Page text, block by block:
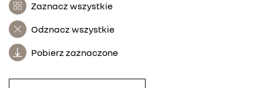
Zaznacz wszystkie
Odznacz wszystkie
Pobierz zaznaczone